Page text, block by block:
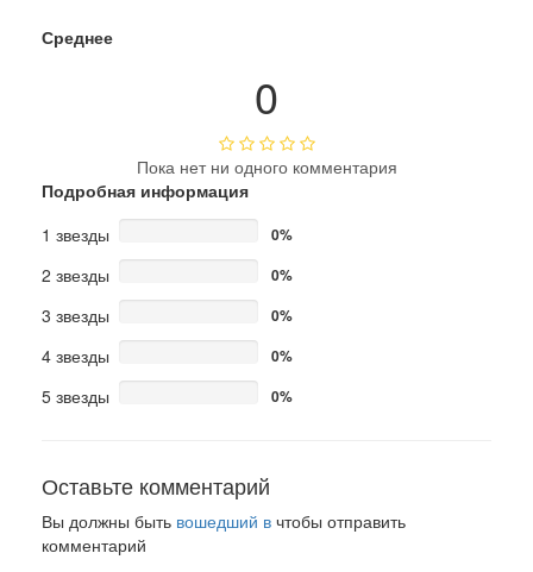
Среднее
0
Пока нет ни одного комментария
Подробная информация
1 звезды
0%
2 звезды 0%
3 звезды 0%
4 звезды 0%
5 звезды 0%
Оставьте комментарий
Вы должны быть вошедший в чтобы отправить
комментарий